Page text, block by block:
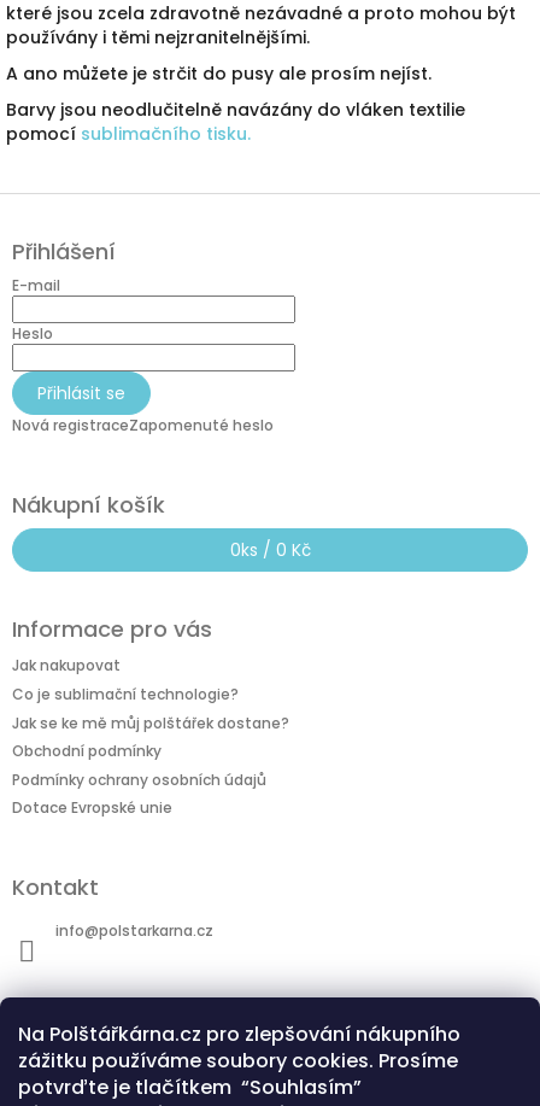
Na Polštářkárna.cz pro zlepšování nákupního
zážitku používáme soubory cookies. Prosíme
potvrďte je tlačítkem “Souhlasím”
a
c
í
p
r
v
s
u
které jsou zcela zdravotně nezávadné a proto mohou být
používány i těmi nejzranitelnějšími.
A ano můžete je strčit do pusy ale prosím nejíst.
Barvy jsou neodlučitelně navázány do vláken textilie
pomocí sublimačního tisku.
p
a
Přihlášení
E-mail
Heslo
Přihlásit se
Nová registraceZapomenuté heslo
Nákupní košík
0ks / 0 Kč
Informace pro vás
Jak nakupovat
Co je sublimační technologie?
Jak se ke mě můj polštářek dostane?
Obchodní podmínky
Podmínky ochrany osobních údajů
Dotace Evropské unie
Kontakt
info@polstarkarna.cz
Dotace Evropské unie Co je sublimační technologie?